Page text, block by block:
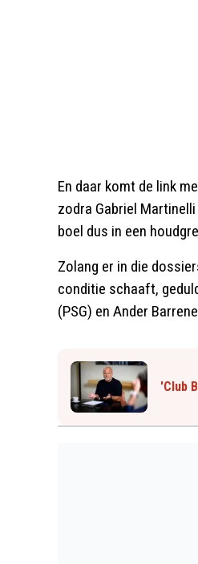
En daar komt de link
zodra Gabriel
boel dus in een
Zolang er in die
conditie schaaft,
(PSG) en Ander
'Club